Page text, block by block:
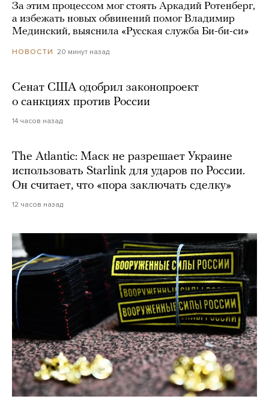
За этим процессом мог стоять Аркадий Ротенберг,
а избежать новых обвинений помог Владимир
Мединский, выяснила «Русская служба Би-би-си»
НОВОСТИ 20 минут назад
Сенат США одобрил законопроект
о санкциях против России
14 часов назад
The Atlantic: Маск не разрешает Украине
использовать Starlink для ударов по России.
Он считает, что «пора заключать сделку»
12 часов назад